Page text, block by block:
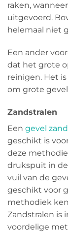
raken,
uitgevoerd.
helemaal niet
Een ander
dat het grote
reinigen. Het
om grote
Zandstralen
Een gevel
geschikt is
deze
drukspuit in
vuil van de
geschikt voor
methodiek
Zandstralen is
voordelige